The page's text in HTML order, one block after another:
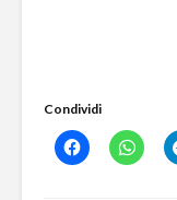
Condividi